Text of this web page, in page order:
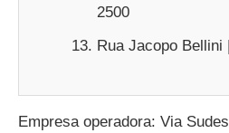
2500
Rua Jacopo Bellini
Empresa operadora: Via